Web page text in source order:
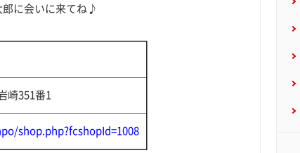
郎に会いに来てね♪
崎351 番1
shop.php?fcshopId=1008